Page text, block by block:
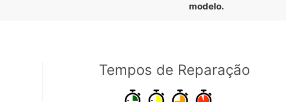
modelo.
Tempos de Reparação